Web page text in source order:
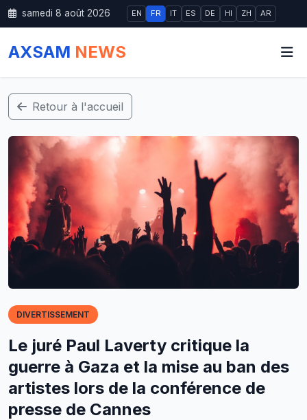
samedi 8 août 2026 EN FR IT ES DE HI ZH AR
AXSAM NEWS
Retour à l'accueil
DIVERTISSEMENT
Le juré Paul Laverty critique la
guerre à Gaza et la mise au ban des
artistes lors de la conférence de
presse de Cannes